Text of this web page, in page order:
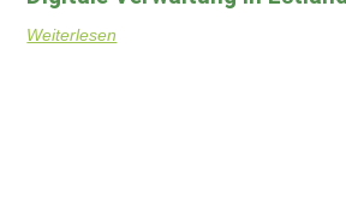
Weiterlesen